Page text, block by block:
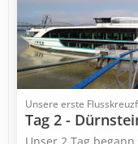
Unsere erste
Tag 2 -